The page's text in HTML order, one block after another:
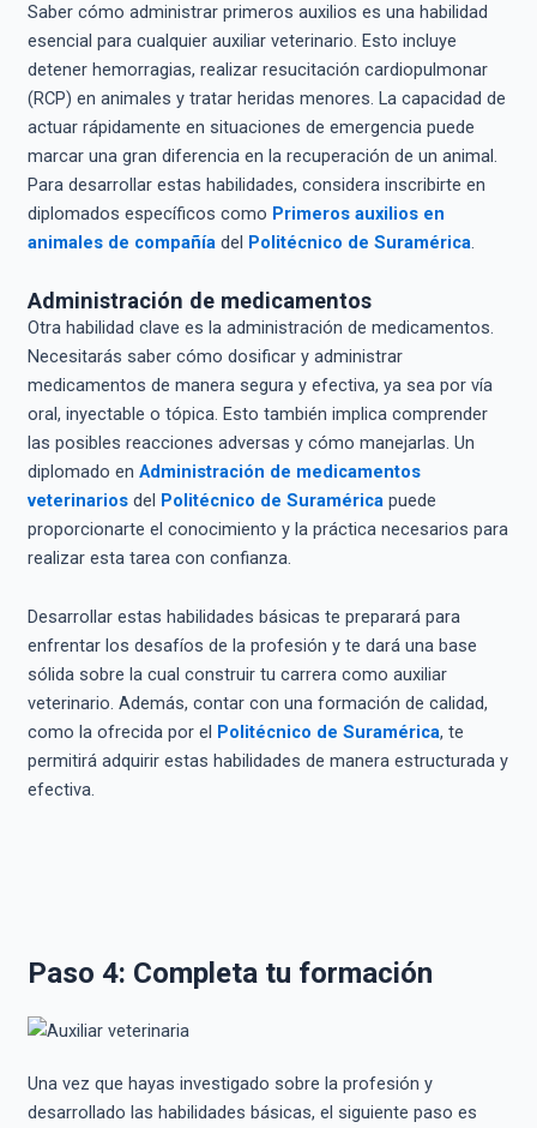
Saber cómo administrar primeros auxilios es una habilidad
esencial para cualquier auxiliar veterinario. Esto incluye
detener hemorragias, realizar resucitación cardiopulmonar
(RCP) en animales y tratar heridas menores. La capacidad de
actuar rápidamente en situaciones de emergencia puede
marcar una gran diferencia en la recuperación de un animal.
Para desarrollar estas habilidades, considera inscribirte en
diplomados específicos como Primeros auxilios en
animales de compañíadel Politécnico de Suramérica.
Administración de medicamentos
Otra habilidad clave es la administración de medicamentos.
Necesitarás saber cómo dosificar y administrar
medicamentos de manera segura y efectiva, ya sea por vía
oral, inyectable o tópica. Esto también implica comprender
las posibles reacciones adversas y cómo manejarlas. Un
diplomado en Administración de medicamentos
veterinariosdel Politécnico de Suraméricapuede
proporcionarte el conocimiento y la práctica necesarios para
realizar esta tarea con confianza.
Desarrollar estas habilidades básicas te preparará para
enfrentar los desafíos de la profesión y te dará una base
sólida sobre la cual construir tu carrera como auxiliar
veterinario. Además, contar con una formación de calidad,
como la ofrecida por el
Politécnico de Suramérica, te
permitirá adquirir estas habilidades de manera estructurada y
efectiva.
Paso 4: Completa tu formación
Una vez que hayas investigado sobre la profesión y
desarrollado las habilidades básicas, el siguiente paso es